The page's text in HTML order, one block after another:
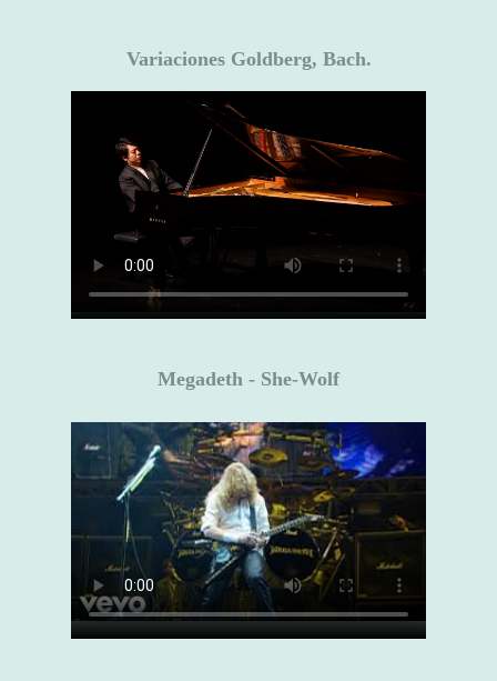
Variaciones Goldberg, Bach.
Megadeth - She-Wolf